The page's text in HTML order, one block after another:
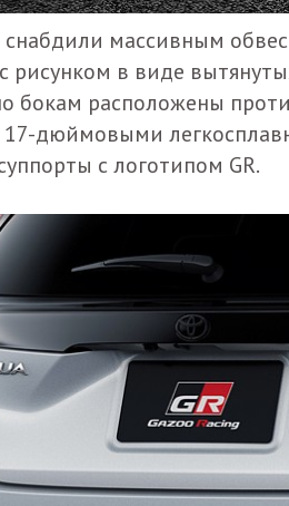
снабдили массивным
рисунком в виде
бокам расположены
дюймовыми
с логотипом GR.